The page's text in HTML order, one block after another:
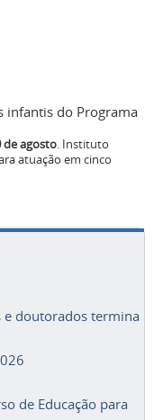
infantis do Programa
de agosto. Instituto
atuação em cinco
e doutorados termina
de Educação para